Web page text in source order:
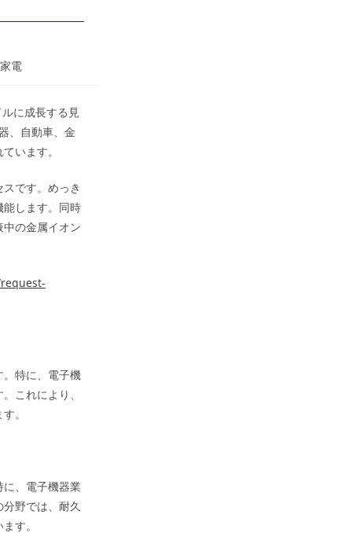
電
に成長する見
、自動車、金
います。
です。めっき
します。同時
の金属イオン
。特に、電子機
これにより、
。
に、電子機器業
野では、耐久
す。